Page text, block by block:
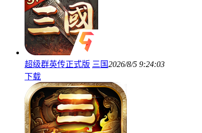
超级群英传正式版 三国2026/8/5 9:24:03
下载